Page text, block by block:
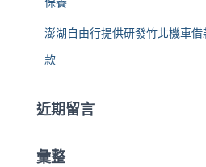
澎湖自由行提供研發竹北機車
款
近期留言
彙整